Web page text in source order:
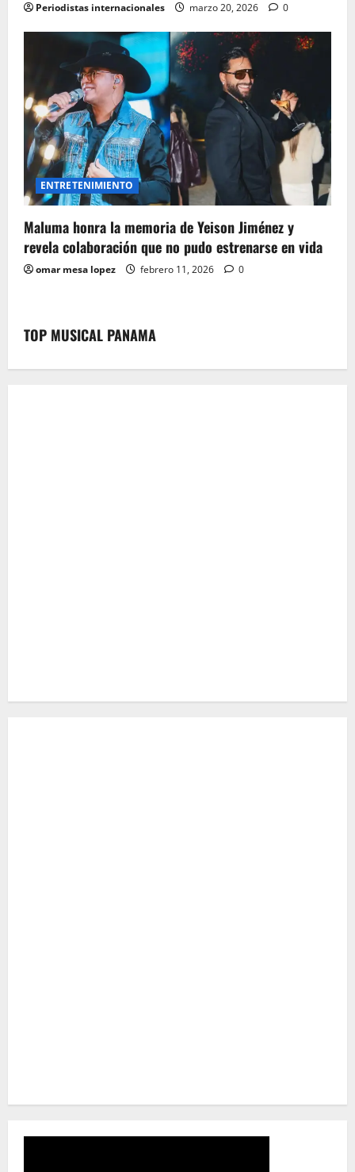
Periodistas internacionales marzo 20, 2026 0
ENTRETENIMIENTO
Maluma honra la memoria de Yeison Jiménez y
revela colaboración que no pudo estrenarse en vida
omar mesa lopez febrero 11, 2026 0
TOP MUSICAL PANAMA